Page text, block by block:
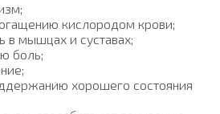
кислородом крови;
в мышцах и суставах;
боль;
хорошего состояния